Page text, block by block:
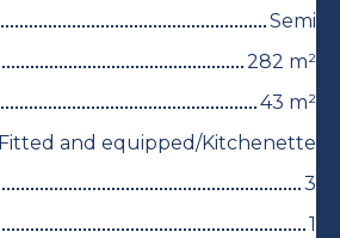
Semi
282 m²
43 m²
Fitted and equipped/Kitchenette
3
1